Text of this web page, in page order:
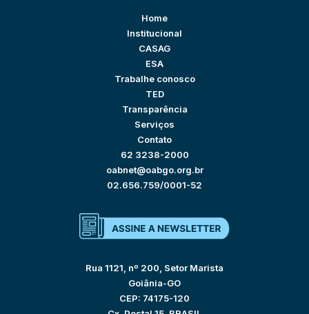
Home
Institucional
CASAG
ESA
Trabalhe conosco
TED
Transparência
Serviços
Contato
62 3238-2000
oabnet@oabgo.org.br
02.656.759/0001-52
Rua 1121, nº 200, Setor Marista
Goiânia-GO
CEP: 74175-120